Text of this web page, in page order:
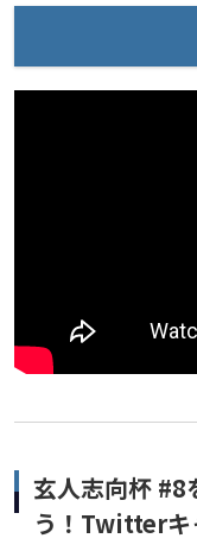
玄人志向杯 #8
う！Twitterキ